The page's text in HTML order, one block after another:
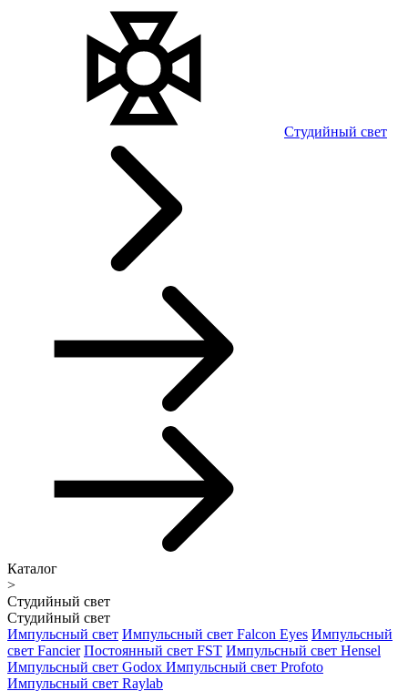
Студийный свет
Каталог
>
Студийный свет
Студийный свет
Импульсный свет Импульсный свет Falcon Eyes Импульсный
свет Fancier Постоянный свет FST Импульсный свет Hensel
Импульсный свет Godox Импульсный свет Profoto
Импульсный свет Raylab